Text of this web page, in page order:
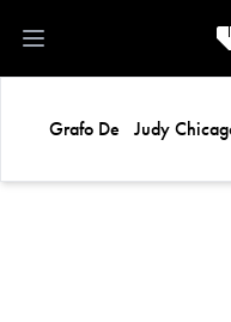
Open main menu
Grafo De Judy